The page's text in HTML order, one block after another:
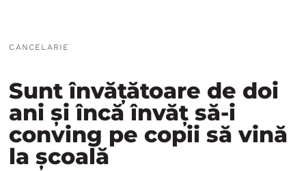
CANCELARIE
Sunt învățătoare de doi
ani și încă învăț să-i
conving pe copii să vină
la școală